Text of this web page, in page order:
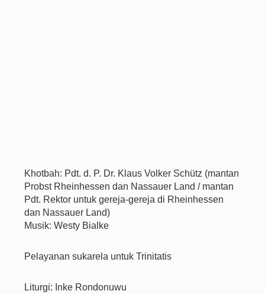
Khotbah: Pdt. d. P. Dr. Klaus Volker Schütz (mantan
Probst Rheinhessen dan Nassauer Land / mantan
Pdt. Rektor untuk gereja-gereja di Rheinhessen
dan Nassauer Land)
Musik: Westy Bialke
Pelayanan sukarela untuk Trinitatis
Liturgi: Inke Rondonuwu